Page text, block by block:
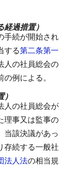
経過措置）
手続が開始され
する第二条第一
人の社員総会の
例による。
人の社員総会が
理事又は監事の
当該決議があっ
存続する一般社
法人法の相当規